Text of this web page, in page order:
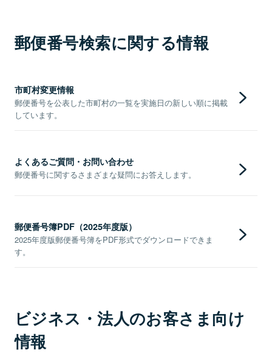
郵便番号検索に関する情報
市町村変更情報
郵便番号を公表した市町村の一覧を実施日の新しい順に掲載
しています。
よくあるご質問・お問い合わせ
郵便番号に関するさまざまな疑問にお答えします。
郵便番号簿PDF（2025年度版）
2025年度版郵便番号簿をPDF形式でダウンロードできま
す。
ビジネス・法人のお客さま向け
情報